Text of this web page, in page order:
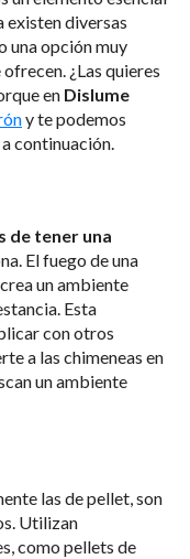
existen diversas
una opción muy
¿Las quieres
en Dislume
y te podemos
continuación.
de tener una
El fuego de una
un ambiente
Esta
con otros
a las chimeneas en
un ambiente
las de pellet, son
Utilizan
como pellets de